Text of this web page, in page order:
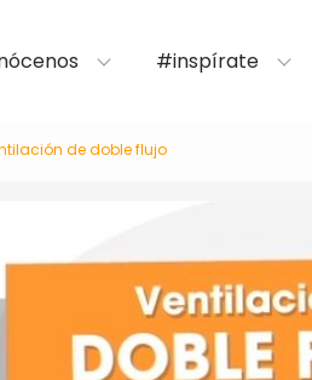
#inspírate
de doble flujo